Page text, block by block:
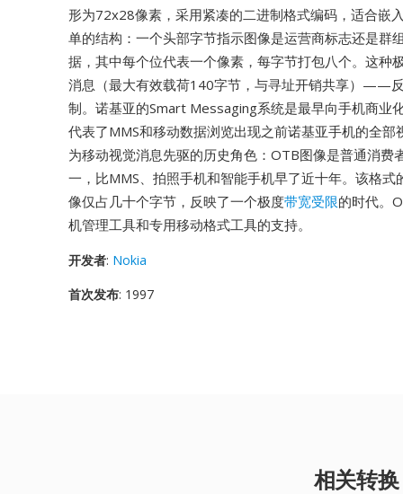
形为72x28像素，采用紧凑的二进制格式编码，适合嵌
单的结构：一个头部字节指示图像是运营商标志还是群
据，其中每个位代表一个像素，每字节打包八个。这
消息（最大有效载荷140字节，与寻址开销共享）——
制。诺基亚的Smart Messaging系统是最早向手机商业
代表了MMS和移动数据浏览出现之前诺基亚手机的全
为移动视觉消息先驱的历史角色：OTB图像是普通消费
一，比MMS、拍照手机和智能手机早了近十年。该格
像仅占几十个字节，反映了一个极度带宽受限的时代。
机管理工具和专用移动格式工具的支持。
开发者: Nokia
首次发布: 1997
相关转换